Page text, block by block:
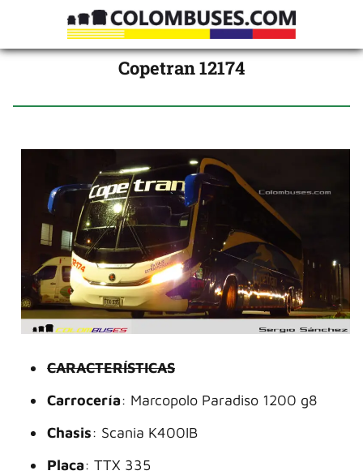
Copetran 12174
CARACTERÍSTICAS
Carrocería: Marcopolo Paradiso 1200 g8
Chasis: Scania K400IB
Placa: TTX 335